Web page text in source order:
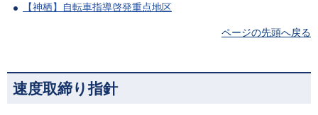
【神栖】自転車指導啓発重点地区
ページの先頭へ戻る
速度取締り指針